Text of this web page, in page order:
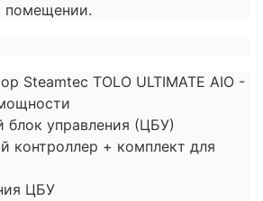
помещении.
Steamtec TOLO ULTIMATE AIO -
блок управления (ЦБУ)
контроллер + комплект для
ЦБУ